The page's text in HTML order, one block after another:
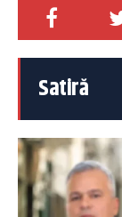
Satiră